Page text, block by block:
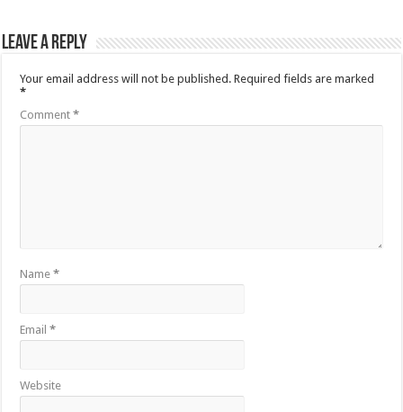
Leave a Reply
Your email address will not be published. Required fields are marked
*
Comment*
Name*
Email*
Website